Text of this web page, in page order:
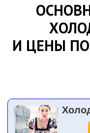
И ЦЕНЫ